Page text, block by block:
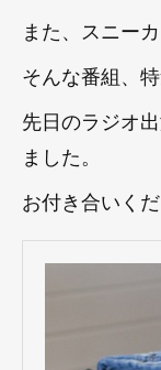
また、スニーカ
そんな番組、
先日のラジオ
ました。
お付き合いくだ